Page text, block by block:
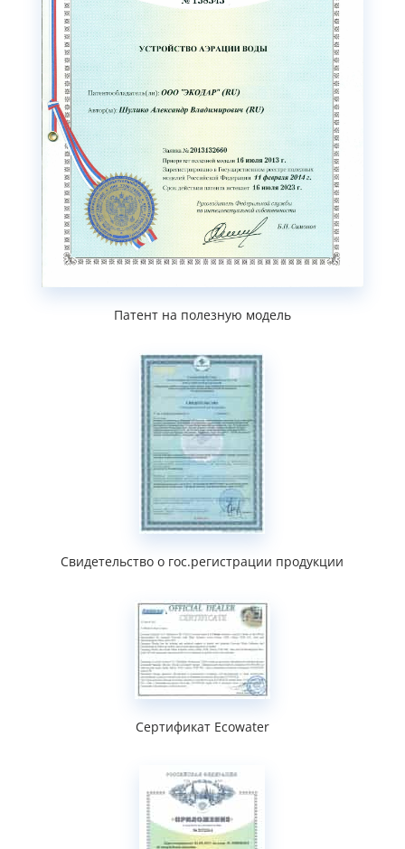
Патент на полезную модель
Свидетельство о гос.регистрации продукции
Сертификат Ecowater